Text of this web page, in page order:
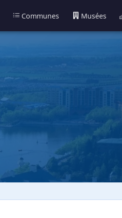
Communes Musées